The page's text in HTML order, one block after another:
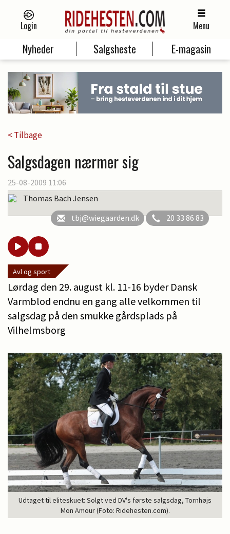
Login Menu
Nyheder Salgsheste E-magasin
< Tilbage
Salgsdagen nærmer sig
25-08-2009 11:06
Thomas Bach Jensen
tbj@wiegaarden.dk
20 33 86 83
Avl og sport
Lørdag den 29. august kl. 11-16 byder Dansk
Varmblod endnu en gang alle velkommen til
salgsdag på den smukke gårdsplads på
Vilhelmsborg
Udtaget til eliteskuet: Solgt ved DV's første salgsdag, Tornhøjs
Mon Amour (Foto: Ridehesten.com).